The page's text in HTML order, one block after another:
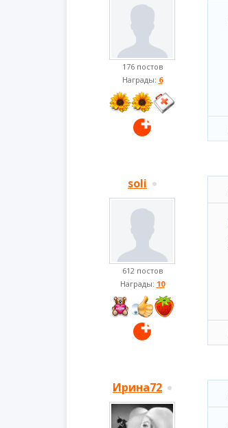
176 постов
Награды: 6
soli
612 постов
Награды: 10
Ирина72